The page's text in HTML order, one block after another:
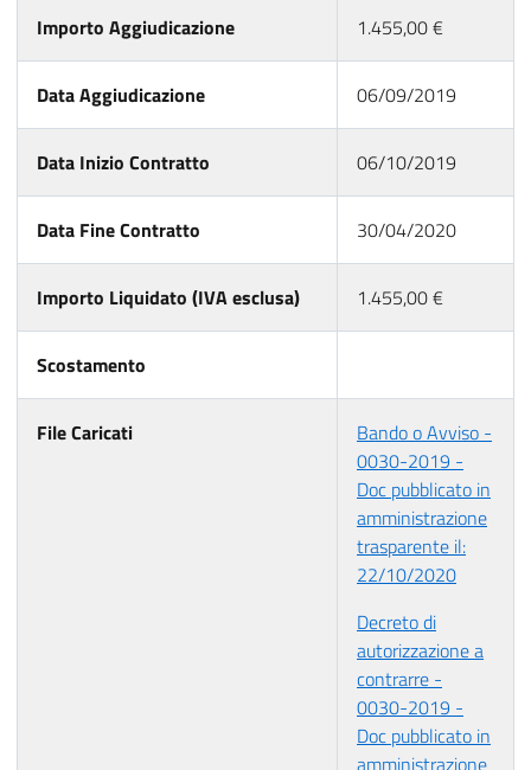
Importo Aggiudicazione 1.455,00 €
Data Aggiudicazione 06/09/2019
Data Inizio Contratto 06/10/2019
Data Fine Contratto 30/04/2020
Importo Liquidato (IVA esclusa) 1.455,00 €
Scostamento
File Caricati
Bando o Avviso -
0030-2019 -
Doc pubblicato in
amministrazione
trasparente il:
22/10/2020
Decreto di
autorizzazione a
contrarre -
0030-2019 -
Doc pubblicato in
amministrazione